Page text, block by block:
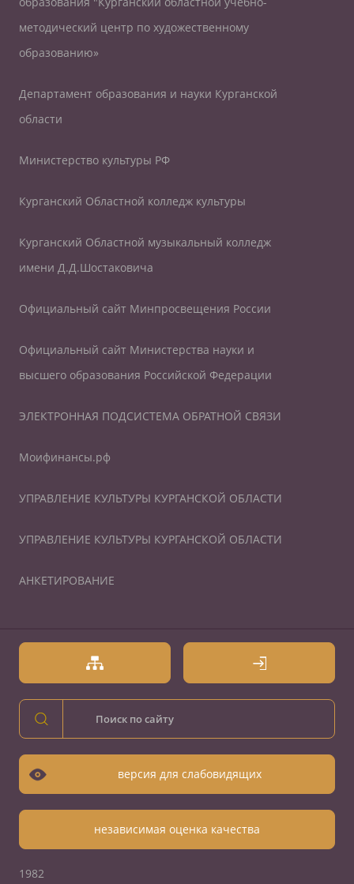
методический центр по художественному
образованию»
Департамент образования и науки Курганской
области
Министерство культуры РФ
Курганский Областной колледж культуры
Курганский Областной музыкальный колледж
имени Д.Д.Шостаковича
Официальный сайт Минпросвещения России
Официальный сайт Министерства науки и
высшего образования Российской Федерации
ЭЛЕКТРОННАЯ ПОДСИСТЕМА ОБРАТНОЙ СВЯЗИ
Моифинансы.рф
УПРАВЛЕНИЕ КУЛЬТУРЫ КУРГАНСКОЙ ОБЛАСТИ
УПРАВЛЕНИЕ КУЛЬТУРЫ КУРГАНСКОЙ ОБЛАСТИ
АНКЕТИРОВАНИЕ
версия для слабовидящих
независимая оценка качества
1982